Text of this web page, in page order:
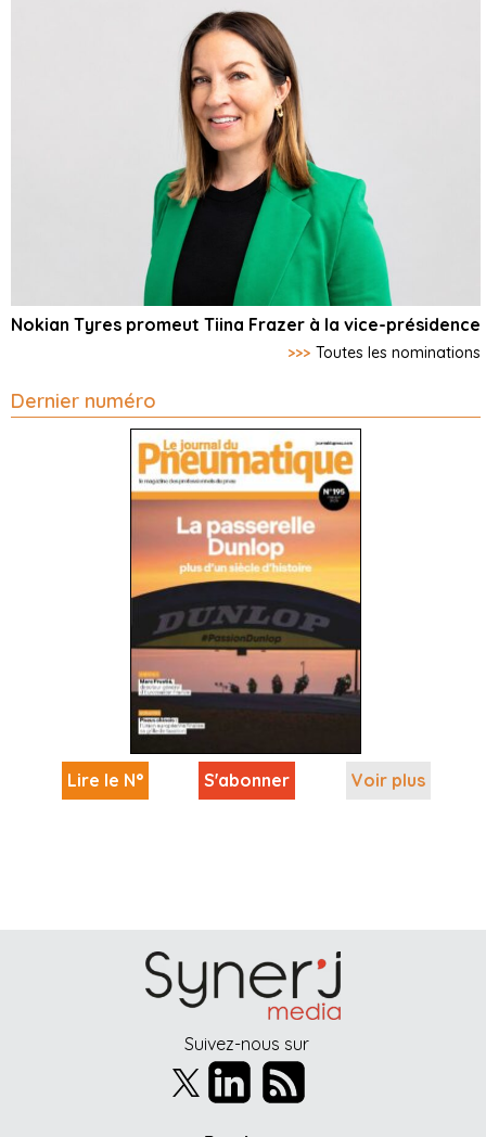
Nokian Tyres promeut Tiina Frazer à la vice-présidence
>>> Toutes les nominations
Dernier numéro
Lire le N° S'abonner Voir plus
Suivez-nous sur